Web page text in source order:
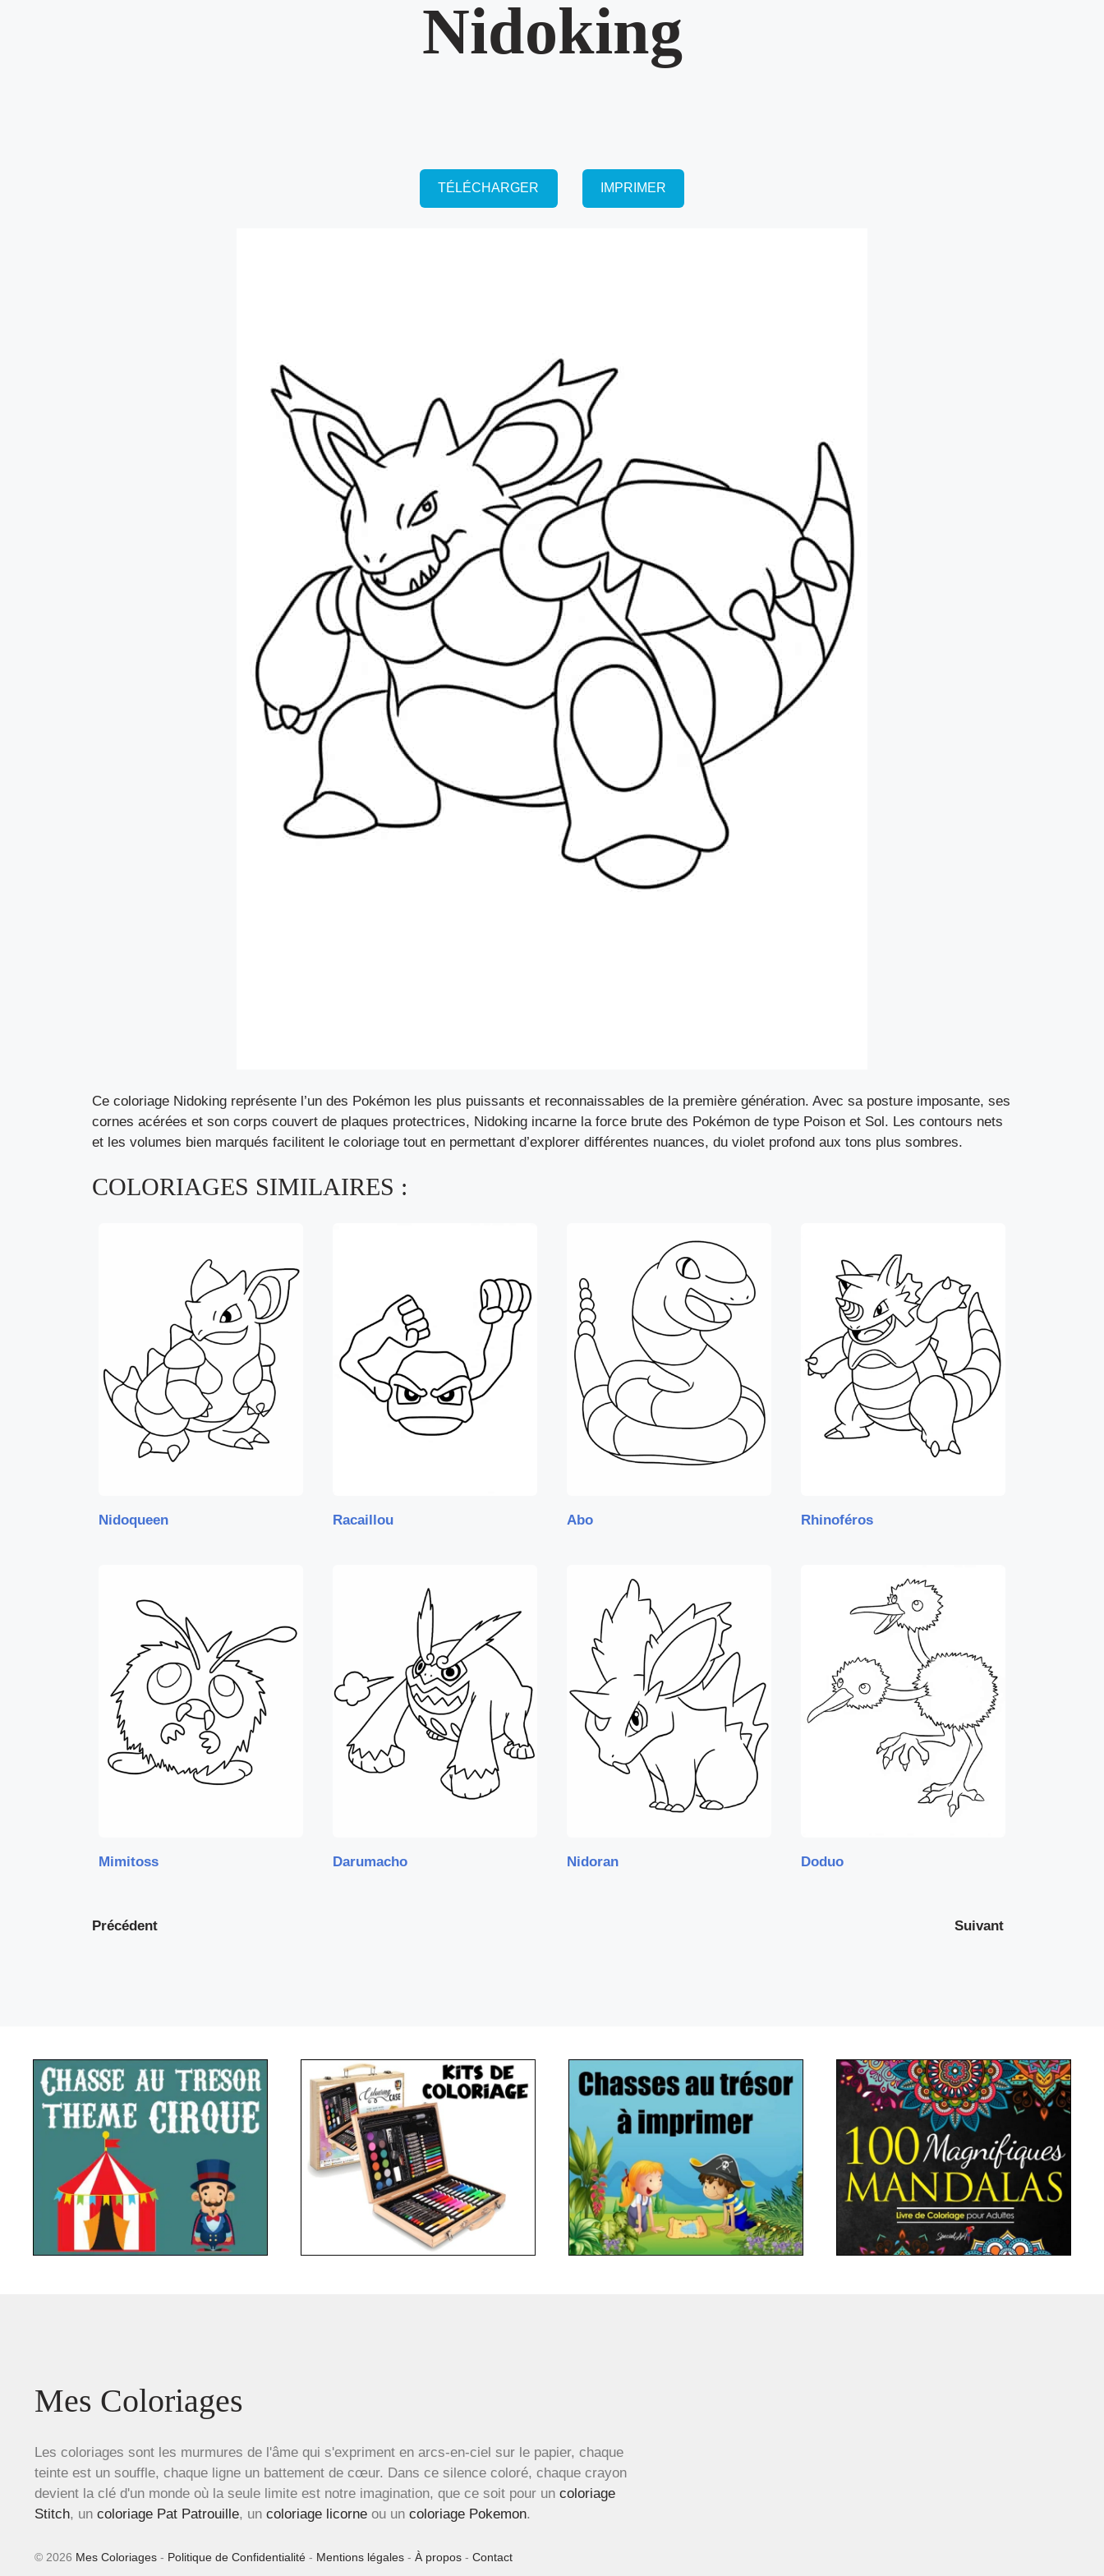
Nidoking
TÉLÉCHARGER IMPRIMER
Ce coloriage Nidoking représente l’un des Pokémon les plus puissants et reconnaissables de la première génération. Avec sa posture imposante, ses
cornes acérées et son corps couvert de plaques protectrices, Nidoking incarne la force brute des Pokémon de type Poison et Sol. Les contours nets
et les volumes bien marqués facilitent le coloriage tout en permettant d’explorer différentes nuances, du violet profond aux tons plus sombres.
COLORIAGES SIMILAIRES :
Nidoqueen Racaillou Abo Rhinoféros
Mimitoss Darumacho Nidoran Doduo
Précédent Suivant
Mes Coloriages
Les coloriages sont les murmures de l'âme qui s'expriment en arcs-en-ciel sur le papier, chaque
teinte est un souffle, chaque ligne un battement de cœur. Dans ce silence coloré, chaque crayon
devient la clé d'un monde où la seule limite est notre imagination, que ce soit pour un coloriage
Stitch, un coloriage Pat Patrouille, un coloriage licorne ou un coloriage Pokemon.
© 2026 Mes Coloriages - Politique de Confidentialité - Mentions légales - À propos - Contact